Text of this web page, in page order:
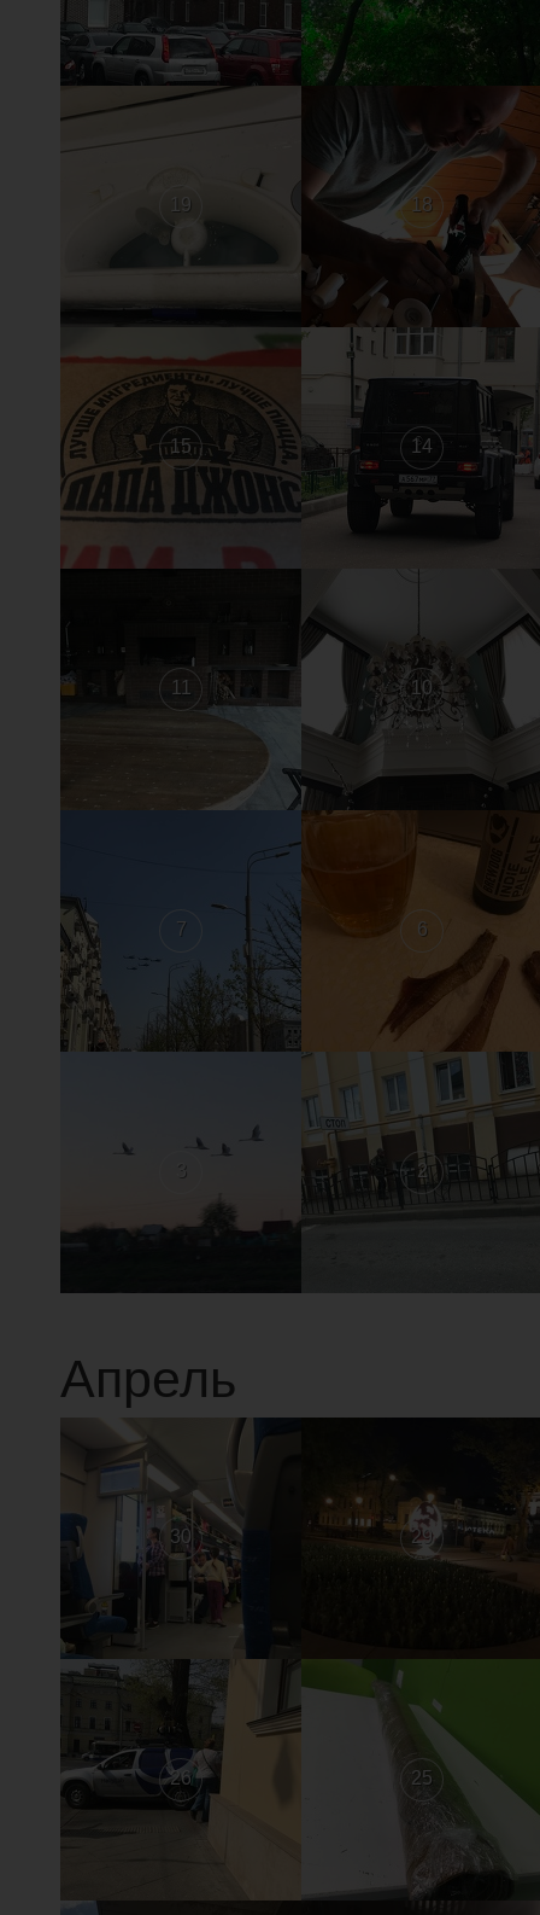
19 18
15 14
11 10
7 6
3 2
Апрель
30 29
26 25